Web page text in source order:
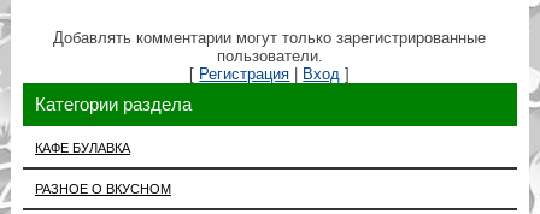
Добавлять комментарии могут только зарегистрированные
пользователи.
[ Регистрация | Вход ]
Категории раздела
КАФЕ БУЛАВКА
РАЗНОЕ О ВКУСНОМ